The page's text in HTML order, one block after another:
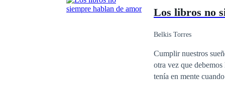
Los libros no
Belkis Torres
Cumplir nuestros
otra vez que debemos luchar
tenía en mente